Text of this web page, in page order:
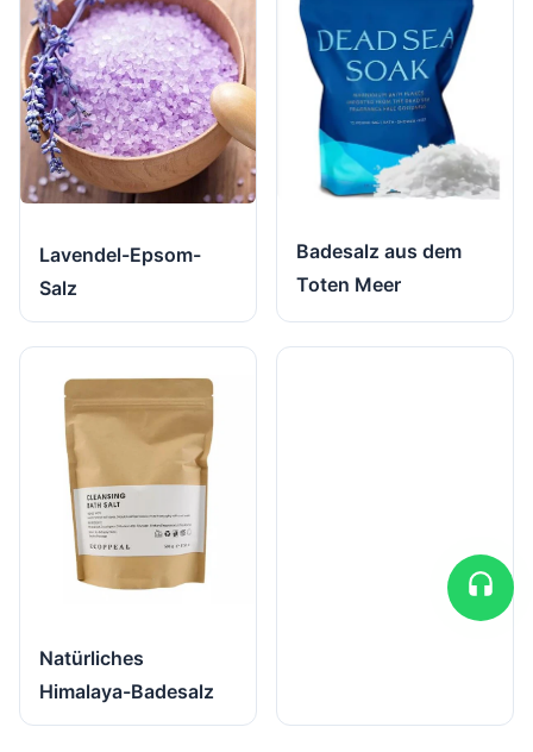
Lavendel-Epsom-
Salz
Badesalz aus dem
Toten Meer
Natürliches
Himalaya-Badesalz